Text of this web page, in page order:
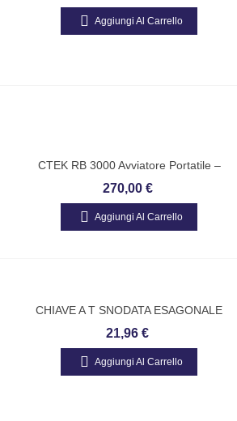
Aggiungi Al Carrello
CTEK RB 3000 Avviatore Portatile –
Corrente Di Picco Batteria 3000A, Booster
Benzina
270,00 €
Aggiungi Al Carrello
CHIAVE A T SNODATA ESAGONALE
21,96 €
Aggiungi Al Carrello